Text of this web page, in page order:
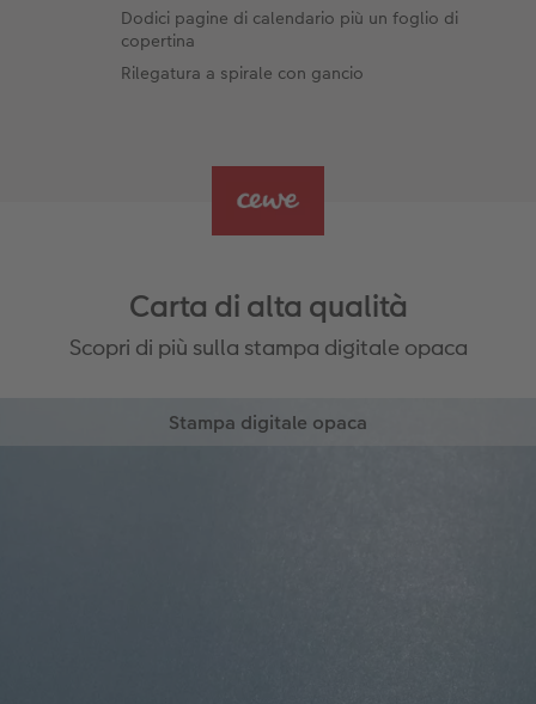
Dodici pagine di calendario più un foglio di
copertina
Rilegatura a spirale con gancio
Carta di alta qualità
Scopri di più sulla stampa digitale opaca